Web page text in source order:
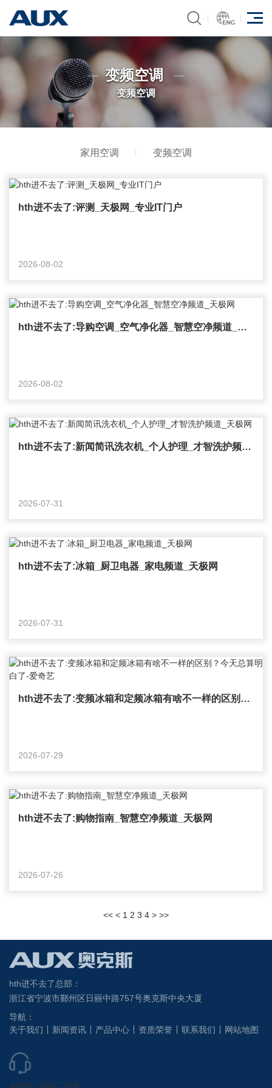
变频空调
变频空调
家用空调 变频空调
hth进不去了:评测_天极网_专业IT门户
2026-08-02
hth进不去了:导购空调_空气净化器_智慧空净频道_天极网
2026-08-02
hth进不去了:新闻简讯洗衣机_个人护理_才智洗护频道_天极网
2026-07-31
hth进不去了:冰箱_厨卫电器_家电频道_天极网
2026-07-31
hth进不去了:变频冰箱和定频冰箱有啥不一样的区别？今天总算明白了-爱奇艺
2026-07-29
hth进不去了:购物指南_智慧空净频道_天极网
2026-07-26
<< < 1 2 3 4 > >>
hth进不去了总部：
浙江省宁波市鄞州区日丽中路757号奥克斯中央大厦
导航：
关于我们
新闻资讯 产品中心 资质荣誉 联系我们 网站地图